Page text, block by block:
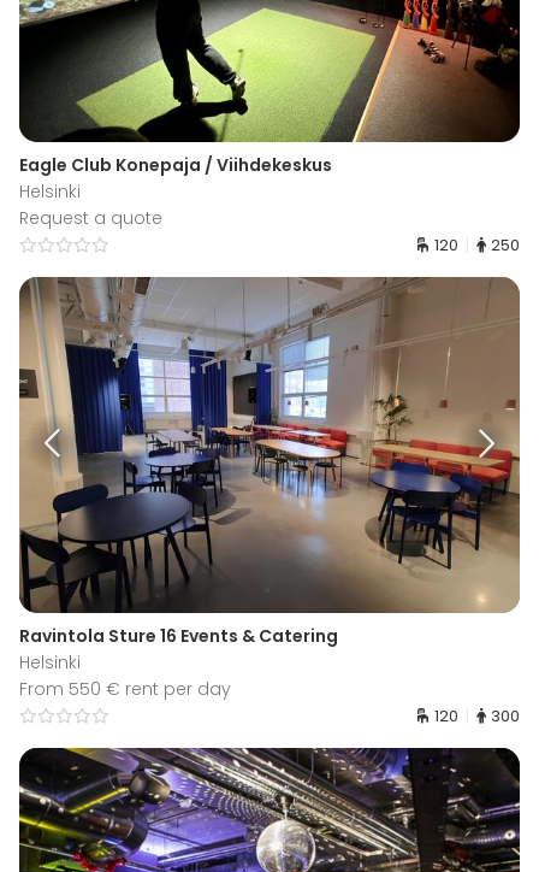
Eagle Club Konepaja / Viihdekeskus
Helsinki
Request a quote
120 250
Ravintola Sture 16 Events & Catering
Helsinki
From 550 € rent per day
120 300